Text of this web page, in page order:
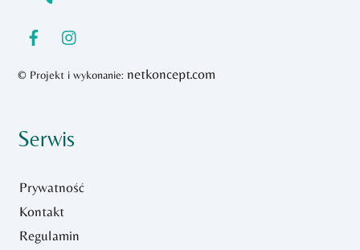
© Projekt i wykonanie:netkoncept.com
Serwis
Prywatność
Kontakt
Regulamin